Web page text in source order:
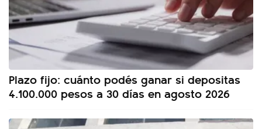
Plazo fijo: cuánto podés ganar si depositas
4.100.000 pesos a 30 días en agosto 2026